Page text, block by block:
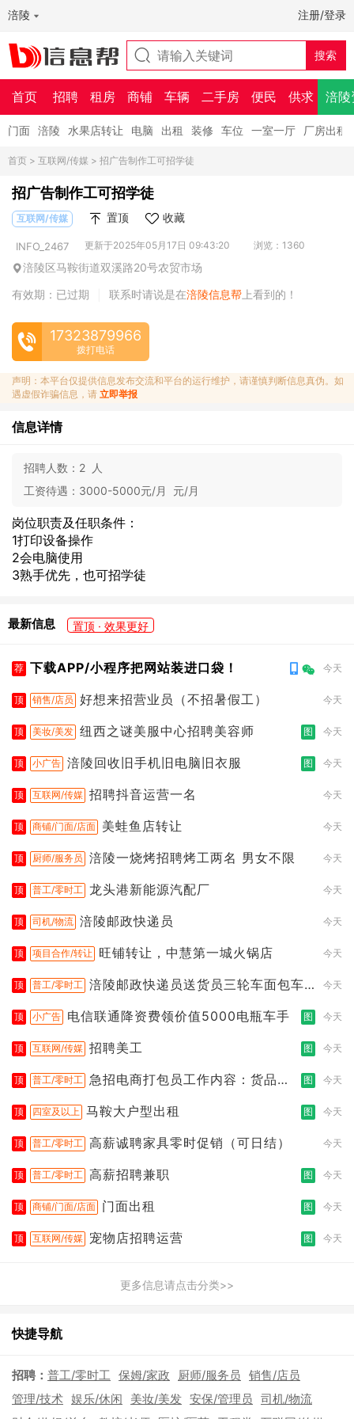
涪陵 注册/登录
首页 招聘 租房 商铺 车辆 二手房 便民 供求 涪陵
门面 涪陵 水果店转让 电脑 出租 装修 车位 一室一厅 厂房出租
首页 > 互联网/传媒 > 招广告制作工可招学徒
招广告制作工可招学徒
互联网/传媒 置顶 收藏
INFO_2467 更新于2025年05月17日 09:43:20 浏览：1360
涪陵区马鞍街道双溪路20号农贸市场
有效期：已过期
联系时请说是在涪陵信息帮 上看到的！
17323879966
拨打电话
声明：本平台仅提供信息发布交流和平台的运行维护，请谨慎判断信息真伪。如
遇虚假诈骗信息，请 立即举报
信息详情
招聘人数： 2 人
工资待遇： 3000-5000元/月 元/月
岗位职责及任职条件：
1打印设备操作
2会电脑使用
3熟手优先，也可招学徒
最新信息 置顶 · 效果更好
荐 下载APP/小程序把网站装进口袋！ 今天
顶 销售/店员 好想来招营业员（不招暑假工） 今天
顶 美妆/美发 纽西之谜美服中心招聘美容师 图 今天
顶 小广告 涪陵回收旧手机旧电脑旧衣服 图 今天
顶 互联网/传媒 招聘抖音运营一名 今天
顶 商铺/门面/店面 美蛙鱼店转让 今天
顶 厨师/服务员 涪陵一烧烤招聘烤工两名 男女不限 今天
顶 普工/零时工 龙头港新能源汽配厂 今天
顶 司机/物流 涪陵邮政快递员 今天
顶 项目合作/转让 旺铺转让，中慧第一城火锅店 今天
顶 普工/零时工 涪陵邮政快递员送货员三轮车面包车
今天
顶 小广告 电信联通降资费领价值5000电瓶车手 图 今天
顶 互联网/传媒 招聘美工 图 今天
顶 普工/零时工 急招电商打包员工作内容：货品分
图 今天
顶 四室及以上 马鞍大户型出租 图 今天
顶 普工/零时工 高薪诚聘家具零时促销（可日结） 今天
顶 普工/零时工 高薪招聘兼职 图 今天
顶 商铺/门面/店面 门面出租 图 今天
顶 互联网/传媒 宠物店招聘运营 图 今天
更多信息请点击分类>>
快捷导航
招聘： 普工/零时工 保姆/家政 厨师/服务员 销售/店员
管理/技术 娱乐/休闲 美妆/美发 安保/管理员 司机/物流